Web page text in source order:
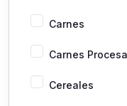
Carnes
Carnes
Cereales